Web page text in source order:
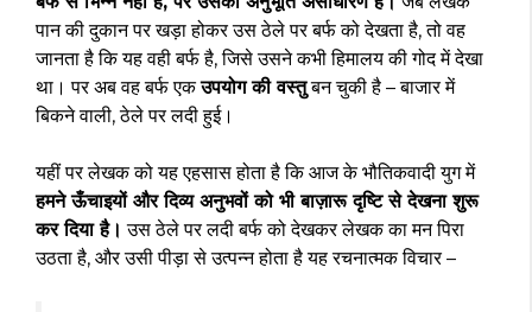
पान की दुकान पर खड़ा होकर उस ठेले पर बर्फ को देखता है, तो वह
जानता है कि यह वही बर्फ है, जिसे उसने कभी हिमालय की गोद में देखा
था। पर अब वह बर्फ एकउपयोग की वस्तुबन चुकी है – बाजार में
बिकने वाली, ठेले पर लदी हुई।
यहीं पर लेखक को यह एहसास होता है कि आज के भौतिकवादी युग में
हमने ऊँचाइयों और दिव्य अनुभवों को भी बाज़ारू दृष्टि से देखना शुरू
कर दिया है। उस ठेले पर लदी बर्फ को देखकर लेखक का मन पिरा
उठता है, और उसी पीड़ा से उत्पन्न होता है यह रचनात्मक विचार –